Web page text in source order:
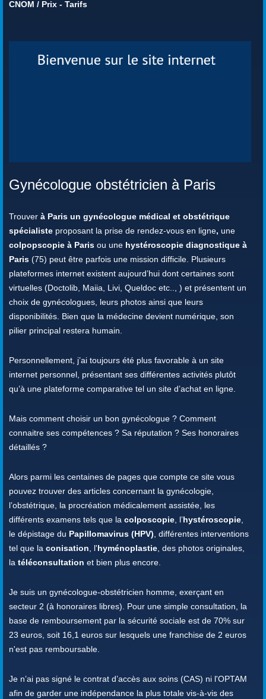
CNOM / Prix - Tarifs
Gynécologue obstétricien à Paris
Trouver à Paris un gynécologue médical et obstétrique
spécialiste proposant la prise de rendez-vous en ligne, une
colpopscopie à Paris ou une hystéroscopie diagnostique à
Paris (75) peut être parfois une mission difficile. Plusieurs
plateformes internet existent aujourd’hui dont certaines sont
virtuelles (Doctolib, Maiia, Livi, Queldoc etc.., ) et présentent un
choix de gynécologues, leurs photos ainsi que leurs
disponibilités. Bien que la médecine devient numérique, son
pilier principal restera humain.
Personnellement, j’ai toujours été plus favorable à un site
internet personnel, présentant ses différentes activités plutôt
qu’à une plateforme comparative tel un site d’achat en ligne.
Mais comment choisir un bon gynécologue ? Comment
connaitre ses compétences ? Sa réputation ? Ses honoraires
détaillés ?
Alors parmi les centaines de pages que compte ce site vous
pouvez trouver des articles concernant la gynécologie,
l’obstétrique, la procréation médicalement assistée, les
différents examens tels que la colposcopie, l’hystéroscopie,
le dépistage du Papillomavirus (HPV), différentes interventions
tel que la conisation, l'hyménoplastie, des photos originales,
la téléconsultation et bien plus encore.
Je suis un gynécologue-obstétricien homme, exerçant en
secteur 2 (à honoraires libres). Pour une simple consultation, la
base de remboursement par la sécurité sociale est de 70% sur
23 euros, soit 16,1 euros sur lesquels une franchise de 2 euros
n'est pas remboursable.
Je n’ai pas signé le contrat d’accès aux soins (CAS) ni l'OPTAM
afin de garder une indépendance la plus totale vis-à-vis des